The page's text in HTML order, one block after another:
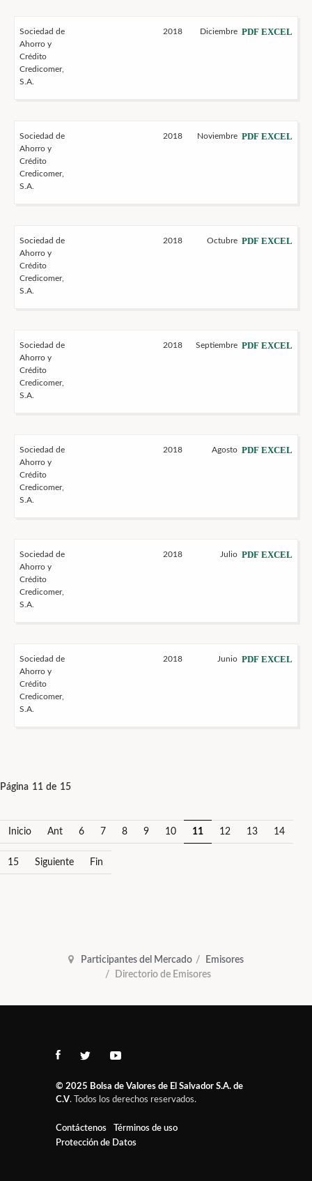
Sociedad de
Ahorro y
Crédito
Credicomer,
S.A.
2018 Diciembre PDF EXCEL
Sociedad de
Ahorro y
Crédito
Credicomer,
S.A.
2018 Noviembre PDF EXCEL
Sociedad de
Ahorro y
Crédito
Credicomer,
S.A.
2018 Octubre PDF EXCEL
Sociedad de
Ahorro y
Crédito
Credicomer,
S.A.
2018 Septiembre PDF EXCEL
Sociedad de
Ahorro y
Crédito
Credicomer,
S.A.
2018 Agosto PDF EXCEL
Sociedad de
Ahorro y
Crédito
Credicomer,
S.A.
2018 Julio PDF EXCEL
Sociedad de
Ahorro y
Crédito
Credicomer,
S.A.
2018 Junio PDF EXCEL
Página 11 de 15
Inicio Ant 6 7 8 9 10 11 12 13 14
15 Siguiente Fin
Participantes del Mercado
Emisores
Directorio de Emisores
© 2025 Bolsa de Valores de El Salvador S.A. de
C.V. Todos los derechos reservados.
Contáctenos
Términos de uso
Protección de Datos